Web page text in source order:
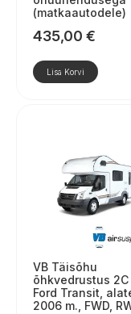
(matkaautodele)
435,00 €
Lisa Korvi
VB Täisõhu
õhkvedrustus
Ford Transit,
2006 m., FWD,